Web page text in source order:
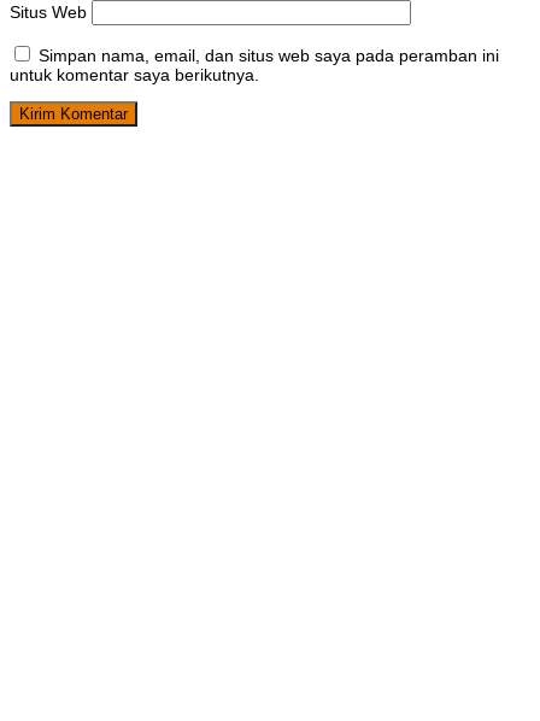
Situs Web
Simpan nama, email, dan situs web saya pada peramban ini
untuk komentar saya berikutnya.